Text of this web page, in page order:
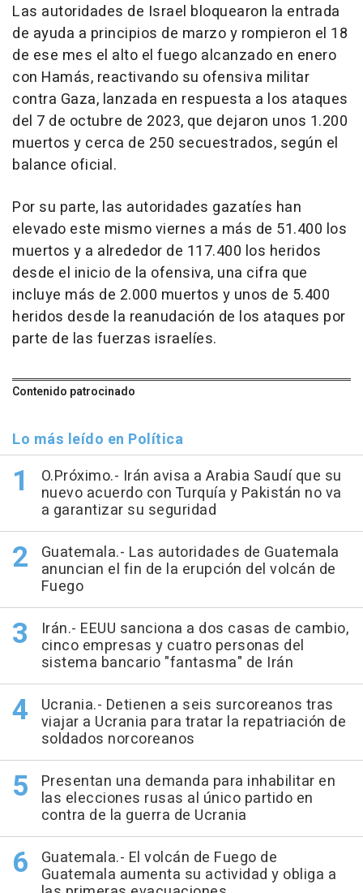
Las autoridades de Israel bloquearon la entrada
de ayuda a principios de marzo y rompieron el 18
de ese mes el alto el fuego alcanzado en enero
con Hamás, reactivando su ofensiva militar
contra Gaza, lanzada en respuesta a los ataques
del 7 de octubre de 2023, que dejaron unos 1.200
muertos y cerca de 250 secuestrados, según el
balance oficial.
Por su parte, las autoridades gazatíes han
elevado este mismo viernes a más de 51.400 los
muertos y a alrededor de 117.400 los heridos
desde el inicio de la ofensiva, una cifra que
incluye más de 2.000 muertos y unos de 5.400
heridos desde la reanudación de los ataques por
parte de las fuerzas israelíes.
Contenido patrocinado
Lo más leído en Política
O.Próximo.- Irán avisa a Arabia Saudí que su
nuevo acuerdo con Turquía y Pakistán no va
a garantizar su seguridad
Guatemala.- Las autoridades de Guatemala
anuncian el fin de la erupción del volcán de
Fuego
Irán.- EEUU sanciona a dos casas de cambio,
cinco empresas y cuatro personas del
sistema bancario "fantasma" de Irán
Ucrania.- Detienen a seis surcoreanos tras
viajar a Ucrania para tratar la repatriación de
soldados norcoreanos
Presentan una demanda para inhabilitar en
las elecciones rusas al único partido en
contra de la guerra de Ucrania
Guatemala.- El volcán de Fuego de
Guatemala aumenta su actividad y obliga a